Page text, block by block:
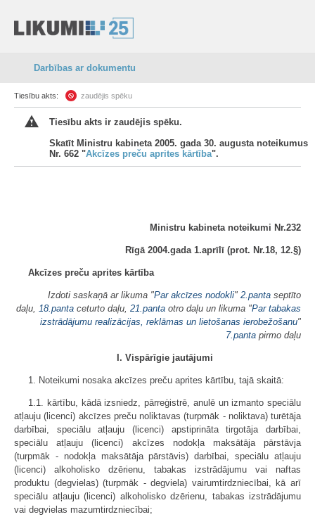
Darbības ar dokumentu
Tiesību akts: zaudējis spēku
Tiesību akts ir zaudējis spēku.
Skatīt Ministru kabineta 2005. gada 30. augusta noteikumus
Nr. 662 "Akcīzes preču aprites kārtība".
Ministru kabineta noteikumi Nr.232
Rīgā 2004.gada 1.aprīlī (prot. Nr.18, 12.§)
Akcīzes preču aprites kārtība
Izdoti saskaņā ar likuma "Par akcīzes nodokli" 2.panta septīto
daļu, 18.panta ceturto daļu, 21.panta otro daļu un likuma "Par tabakas
izstrādājumu realizācijas, reklāmas un lietošanas ierobežošanu"
7.panta pirmo daļu
I. Vispārīgie jautājumi
1. Noteikumi nosaka akcīzes preču aprites kārtību, tajā skaitā:
1.1. kārtību, kādā izsniedz, pārreģistrē, anulē un izmanto speciālu
atļauju (licenci) akcīzes preču noliktavas (turpmāk - noliktava) turētāja
darbībai, speciālu atļauju (licenci) apstiprināta tirgotāja darbībai,
speciālu atļauju (licenci) akcīzes nodokļa maksātāja pārstāvja
(turpmāk - nodokļa maksātāja pārstāvis) darbībai, speciālu atļauju
(licenci) alkoholisko dzērienu, tabakas izstrādājumu vai naftas
produktu (degvielas) (turpmāk - degviela) vairumtirdzniecībai, kā arī
speciālu atļauju (licenci) alkoholisko dzērienu, tabakas izstrādājumu
vai degvielas mazumtirdzniecībai;